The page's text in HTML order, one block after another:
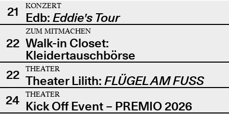
21
KONZERT
Edb: Eddie's Tour
22
ZUM MITMACHEN
Walk-in Closet:
Kleidertauschbörse
22
THEATER
Theater Lilith: FLÜGEL AM FUSS
24
THEATER
Kick Off Event – PREMIO 2026